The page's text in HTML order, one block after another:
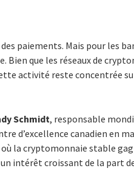
paiements. Mais pour les
que les réseaux de
activité reste concentrée
Schmidt, responsable
d’excellence canadien en
la cryptomonnaie stable
intérêt croissant de la part